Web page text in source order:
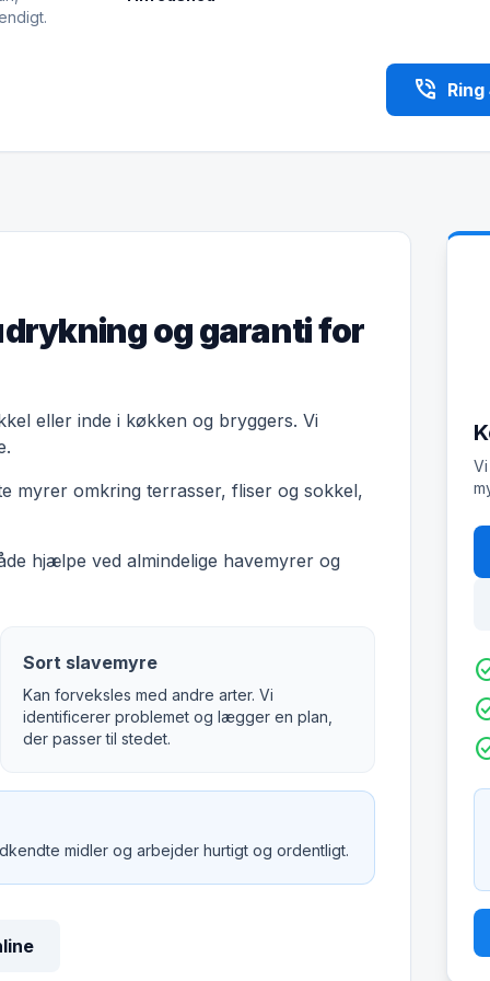
phone_in_talk
og garanti for
eller inde i køkken og bryggers. Vi
myrer omkring terrasser, fliser og sokkel,
hjælpe ved almindelige havemyrer og
Sort slavemyre
Kan forveksles med andre arter. Vi
identificerer problemet og lægger en plan,
der passer til stedet.
midler og arbejder hurtigt og ordentligt.